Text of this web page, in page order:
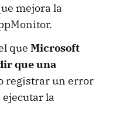
mejora la
que Microsoft
que una
registrar un error
la